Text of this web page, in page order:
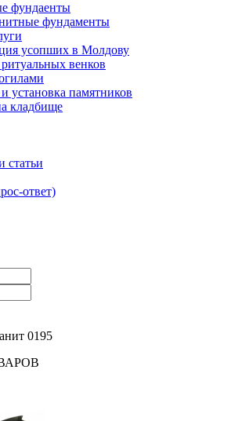
фундаенты
фундаменты
усопших в Молдову
венков
установка памятников
кладбище
статьи
ответ)
0195